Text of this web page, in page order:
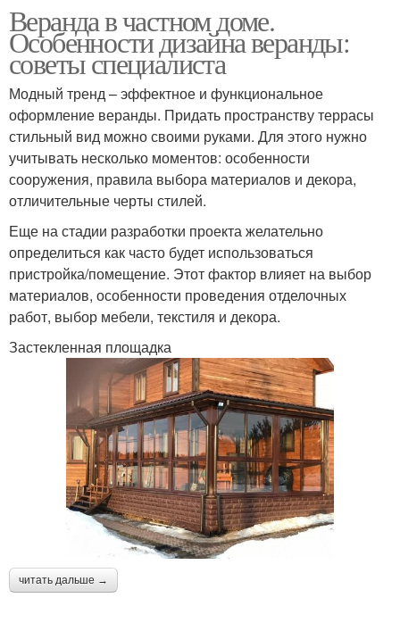
Веранда в частном доме.
Особенности дизайна веранды:
советы специалиста
Модный тренд – эффектное и функциональное
оформление веранды. Придать пространству террасы
стильный вид можно своими руками. Для этого нужно
учитывать несколько моментов: особенности
сооружения, правила выбора материалов и декора,
отличительные черты стилей.
Еще на стадии разработки проекта желательно
определиться как часто будет использоваться
пристройка/помещение. Этот фактор влияет на выбор
материалов, особенности проведения отделочных
работ, выбор мебели, текстиля и декора.
Застекленная площадка
читать дальше →